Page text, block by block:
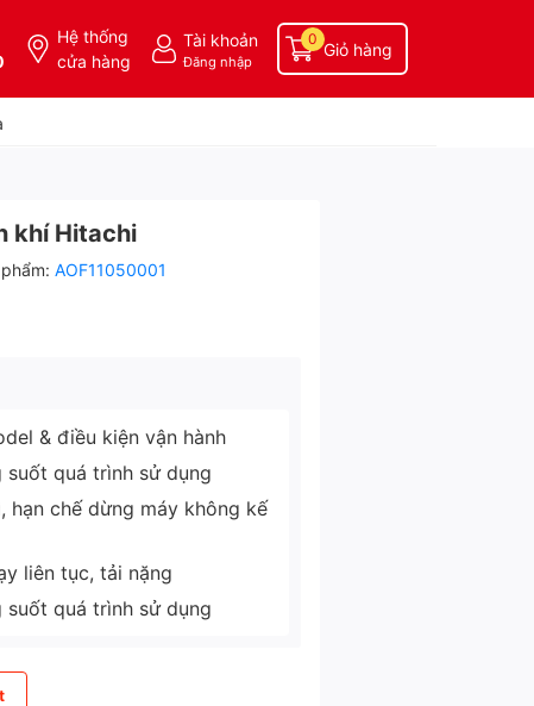
Hệ thống
cửa hàng
Tài khoản
Đăng nhập
Giỏ hàng
0
khí Hitachi
AOF11050001
& điều kiện vận hành
quá trình sử dụng
hạn chế dừng máy không kế
liên tục, tải nặng
quá trình sử dụng